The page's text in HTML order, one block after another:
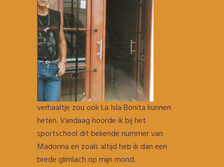
verhaaltje zou ook La Isla Bonita kunnen
heten. Vandaag hoorde ik bij het
sportschool dit bekende nummer van
Madonna en zoals altijd heb ik dan een
brede glimlach op mijn mond.